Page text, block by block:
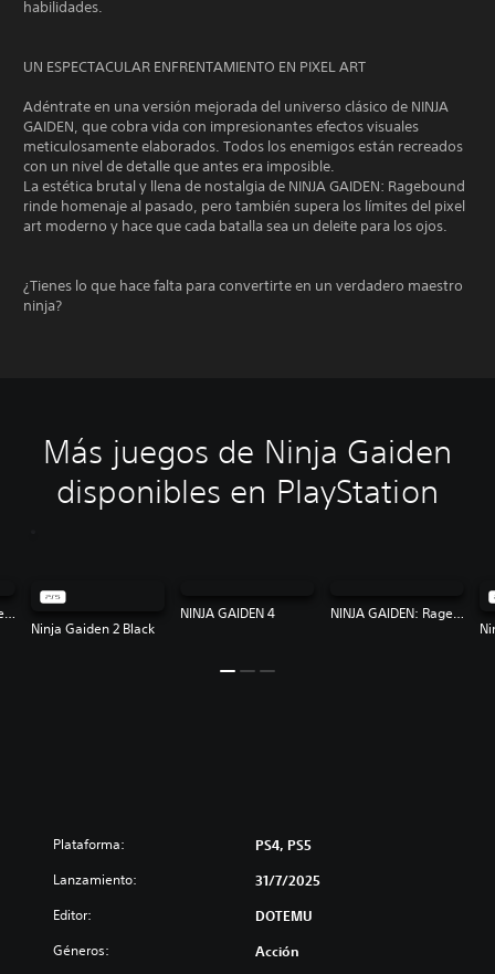
habilidades.
UN ESPECTACULAR ENFRENTAMIENTO EN PIXEL ART
Adéntrate en una versión mejorada del universo clásico de NINJA
GAIDEN, que cobra vida con impresionantes efectos visuales
meticulosamente elaborados. Todos los enemigos están recreados
con un nivel de detalle que antes era imposible.
La estética brutal y llena de nostalgia de NINJA GAIDEN: Ragebound
rinde homenaje al pasado, pero también supera los límites del pixel
art moderno y hace que cada batalla sea un deleite para los ojos.
¿Tienes lo que hace falta para convertirte en un verdadero maestro
ninja?
Más juegos de Ninja Gaiden
disponibles en PlayStation
Ninja Gaiden 2 Black
NINJA GAIDEN 4
NINJA GAIDEN: Ragebound
NINJA GAIDEN: Ragebound
Plataforma: PS4, PS5
Lanzamiento: 31/7/2025
Editor: DOTEMU
Géneros: Acción